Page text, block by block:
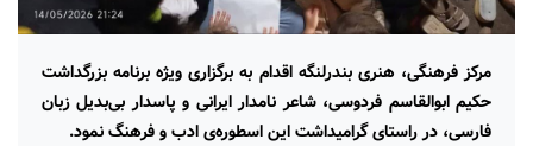
مرکز فرهنگی، هنری بندرلنگه اقدام به برگزاری ‌ویژه برنامه بزرگداشت
حکیم ابوالقاسم فردوسی، شاعر نامدار ایرانی و پاسدار بی‌بدیل زبان
فارسی، در راستای گرامیداشت این اسطوره‌ی ادب و فرهنگ نمود.